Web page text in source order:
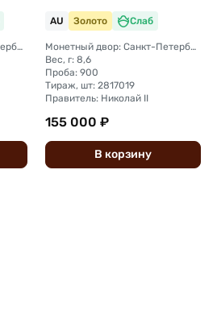
Монетный двор: Санкт-Петербургский монетный двор
AU Золото Слаб
Монетный двор: Санкт-Петербургский монетный двор
Вес, г: 8,6
Проба: 900
Тираж, шт: 2817019
Правитель: Николай II
155 000 ₽
В корзину